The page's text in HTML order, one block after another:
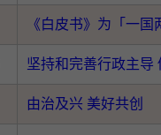
《白皮书》为「一
坚持和完善行政主导
由治及兴 美好共创